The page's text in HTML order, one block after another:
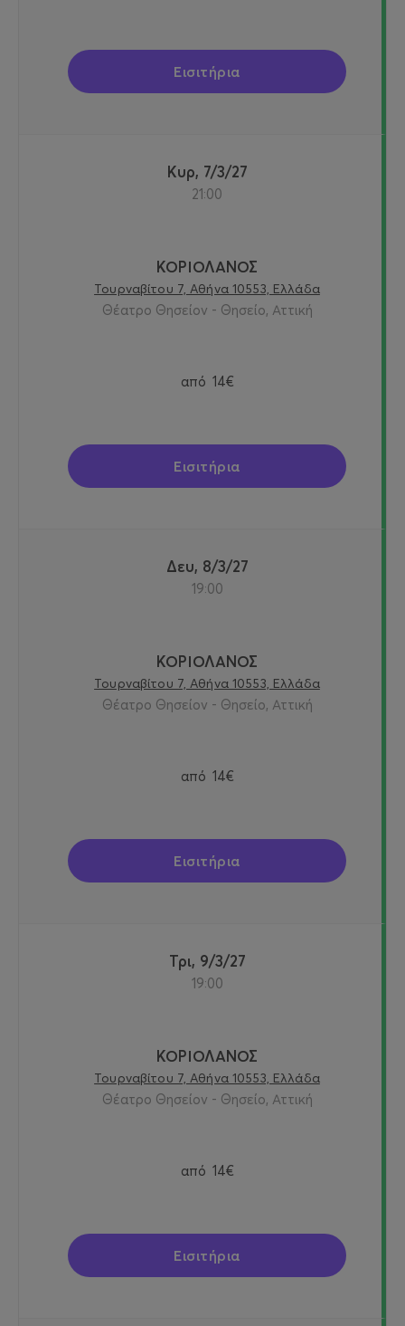
Εισιτήρια
Κυρ, 7/3/27
21:00
ΚΟΡΙΟΛΑΝΟΣ
Τουρναβίτου 7, Αθήνα 10553, Ελλάδα
Θέατρο Θησείον - Θησείο, Αττική
από 14€
Εισιτήρια
Δευ, 8/3/27
19:00
ΚΟΡΙΟΛΑΝΟΣ
Τουρναβίτου 7, Αθήνα 10553, Ελλάδα
Θέατρο Θησείον - Θησείο, Αττική
από 14€
Εισιτήρια
Τρι, 9/3/27
19:00
ΚΟΡΙΟΛΑΝΟΣ
Τουρναβίτου 7, Αθήνα 10553, Ελλάδα
Θέατρο Θησείον - Θησείο, Αττική
από 14€
Εισιτήρια